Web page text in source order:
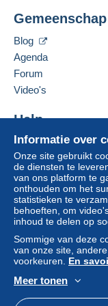
Alle betalingen
overschrijving
rechtstreeks aan
12042 SE
Clackamas
Deze verkoper
Informatie over
Onze site gebruikt
de diensten te
van ons platform te
onthouden om het
statistieken te
behoeften, om
inhoud te delen op
Sommige van deze
van onze site,
voorkeuren. En
Meer tonen
Gemeenschap
Blog
Agenda
Forum
Video's
Help
Hulpcentrum
Kopen op Delcampe
Verkopen op
Een beveiligde